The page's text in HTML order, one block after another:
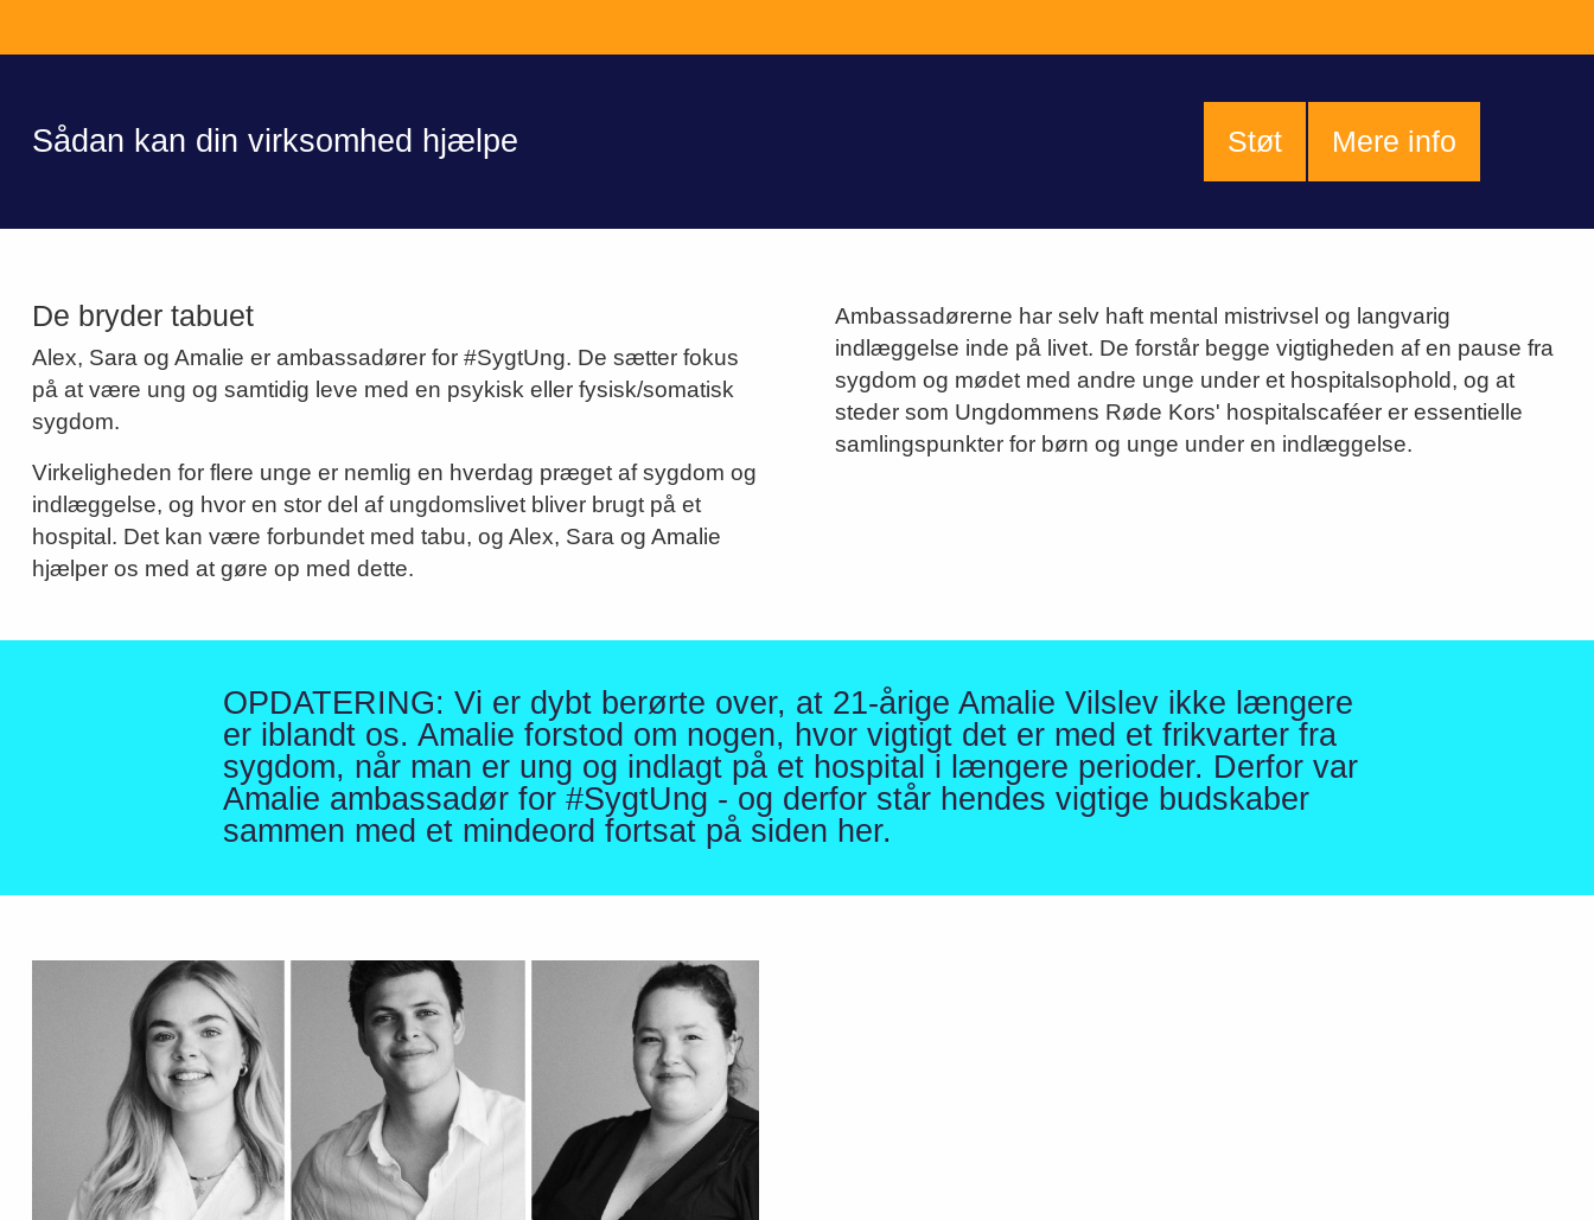
Sådan kan din virksomhed hjælpe Støt Mere info
De bryder tabuet
Alex, Sara og Amalie er ambassadører for #SygtUng. De sætter fokus
på at være ung og samtidig leve med en psykisk eller fysisk/somatisk
sygdom.
Virkeligheden for flere unge er nemlig en hverdag præget af sygdom og
indlæggelse, og hvor en stor del af ungdomslivet bliver brugt på et
hospital. Det kan være forbundet med tabu, og Alex, Sara og Amalie
hjælper os med at gøre op med dette.
Ambassadørerne har selv haft mental mistrivsel og langvarig
indlæggelse inde på livet. De forstår begge vigtigheden af en pause fra
sygdom og mødet med andre unge under et hospitalsophold, og at
steder som Ungdommens Røde Kors' hospitalscaféer er essentielle
samlingspunkter for børn og unge under en indlæggelse.
OPDATERING: Vi er dybt berørte over, at 21-årige Amalie Vilslev ikke længere
er iblandt os. Amalie forstod om nogen, hvor vigtigt det er med et frikvarter fra
sygdom, når man er ung og indlagt på et hospital i længere perioder. Derfor var
Amalie ambassadør for #SygtUng - og derfor står hendes vigtige budskaber
sammen med et mindeord fortsat på siden her.